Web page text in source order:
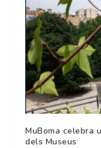
MuBoma celebra
dels Museus